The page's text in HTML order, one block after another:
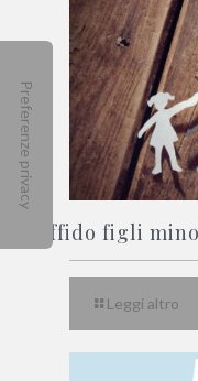
Affido figli
Leggi altro